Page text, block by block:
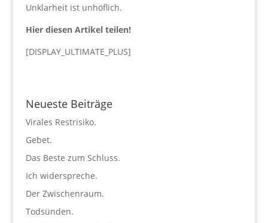
Unklarheit ist unhöflich.
Hier diesen Artikel teilen!
[DISPLAY_ULTIMATE_PLUS]
Neueste Beiträge
Virales Restrisiko.
Gebet.
Das Beste zum Schluss.
Ich widerspreche.
Der Zwischenraum.
Todsünden.